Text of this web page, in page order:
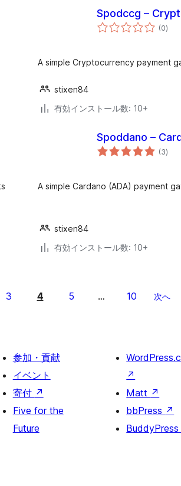
Spodccg –
(0個
の)
A simple Cryptocurrency payment
stixen84
有効インストール数: 10+
Spoddano –
(3個
の)
A simple Cardano (ADA) payment
stixen84
有効インストール数: 10+
3 4 5 … 10 次へ
参加・貢献
イベント
寄付 ↗
Five for the
Future
↗
Matt ↗
bbPress ↗
BuddyPress